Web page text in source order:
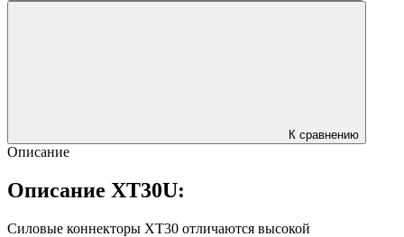
К сравнению
Описание
Описание XT30U:
Силовые коннекторы XT30 отличаются высокой